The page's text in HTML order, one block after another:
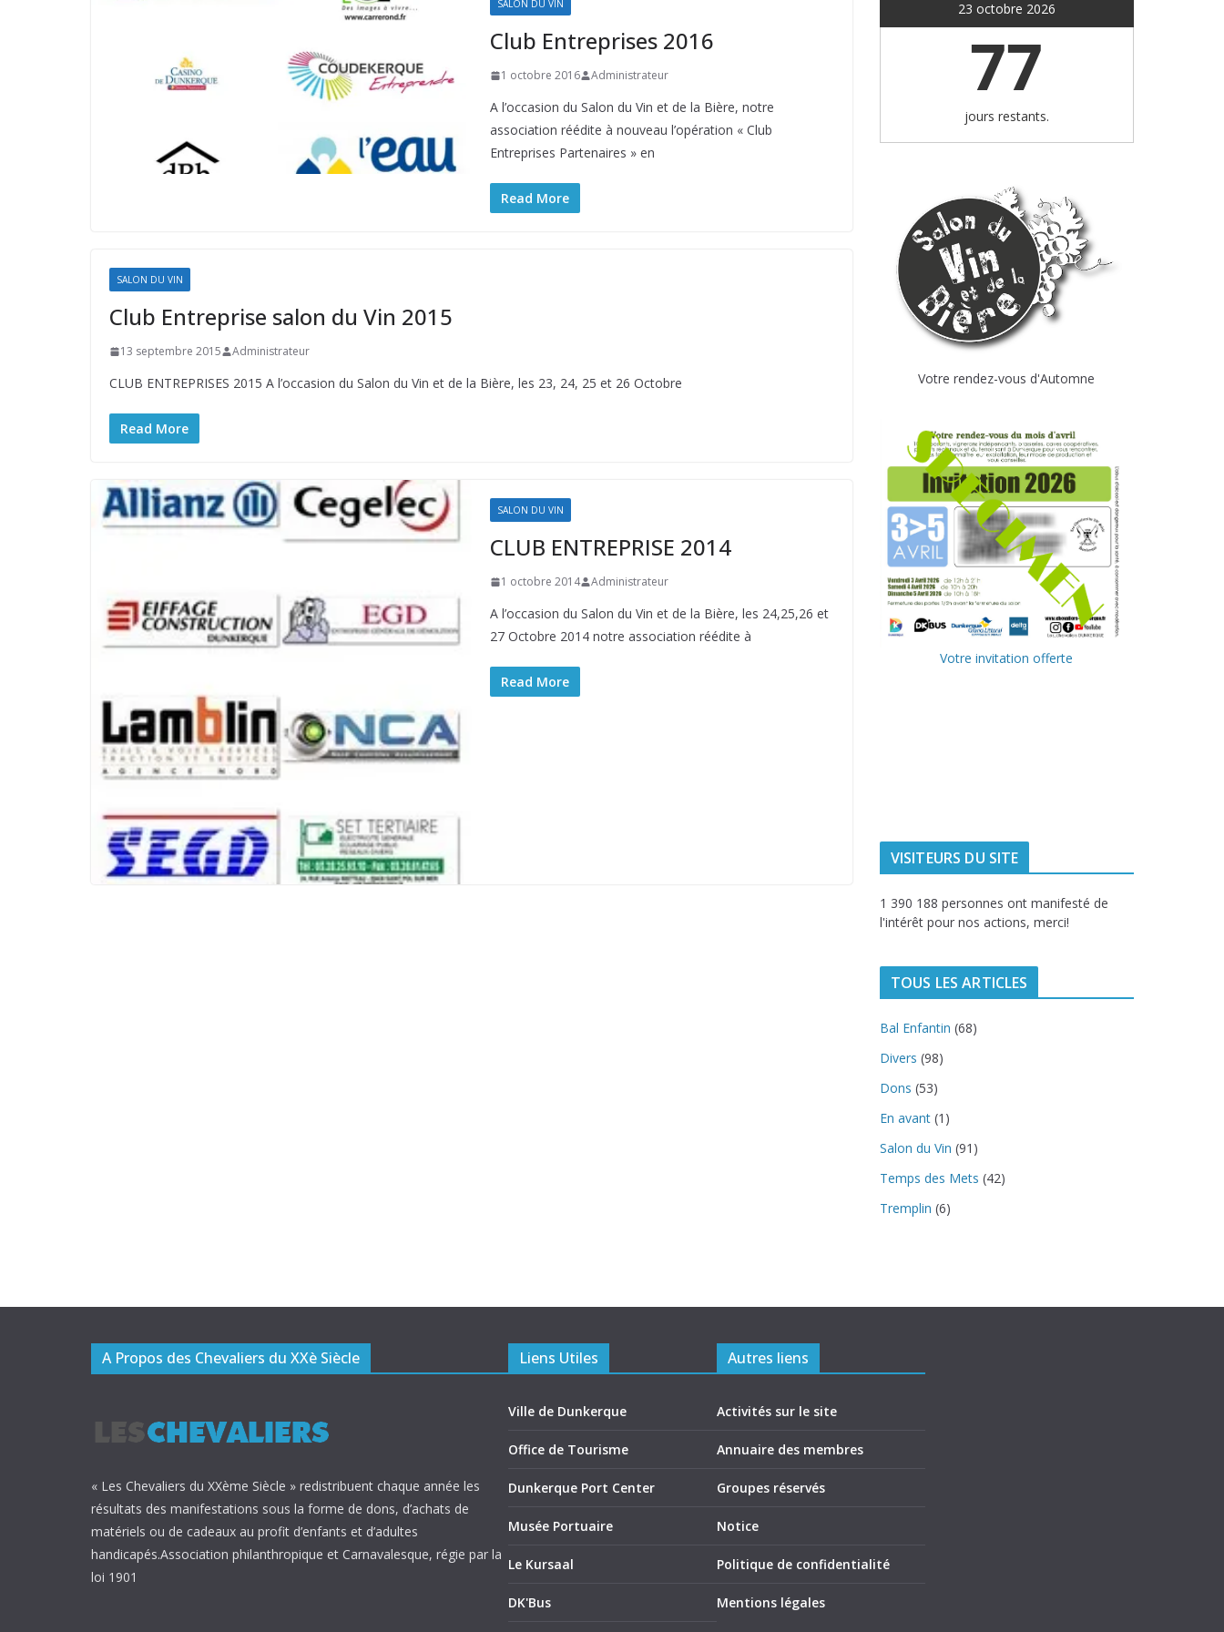
SALON DU VIN
Club Entreprises 2016
1 octobre 2016 Administrateur
A l’occasion du Salon du Vin et de la Bière, notre
association réédite à nouveau l’opération « Club
Entreprises Partenaires » en
Read More
SALON DU VIN
Club Entreprise salon du Vin 2015
13 septembre 2015 Administrateur
CLUB ENTREPRISES 2015 A l’occasion du Salon du Vin et de la Bière, les 23, 24, 25 et 26 Octobre
Read More
SALON DU VIN
CLUB ENTREPRISE 2014
1 octobre 2014 Administrateur
A l’occasion du Salon du Vin et de la Bière, les 24,25,26 et
27 Octobre 2014 notre association réédite à
Read More
23 octobre 2026
77
jours restants.
Votre rendez-vous d'Automne
Votre invitation offerte
VISITEURS DU SITE
1 390 188 personnes ont manifesté de
l'intérêt pour nos actions, merci!
TOUS LES ARTICLES
Bal Enfantin (68)
Divers (98)
Dons (53)
En avant(1)
Salon du Vin (91)
Temps des Mets (42)
Tremplin (6)
A Propos des Chevaliers du XXè Siècle
« Les Chevaliers du XXème Siècle » redistribuent chaque année les
résultats des manifestations sous la forme de dons, d’achats de
matériels ou de cadeaux au profit d’enfants et d’adultes
handicapés.Association philanthropique et Carnavalesque, régie par la
loi 1901
Liens Utiles
Ville de Dunkerque
Office de Tourisme
Dunkerque Port Center
Musée Portuaire
Le Kursaal
DK'Bus
Autres liens
Activités sur le site
Annuaire des membres
Groupes réservés
Notice
Politique de confidentialité
Mentions légales